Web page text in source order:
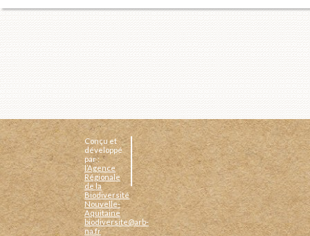
Conçu et
développé
par :
l’Agence
Régionale
de la
Biodiversité
Nouvelle-
Aquitaine
biodiversite@arb-
na.fr